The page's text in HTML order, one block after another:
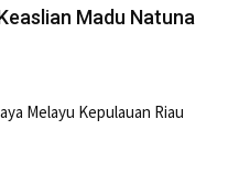
Madu Natuna